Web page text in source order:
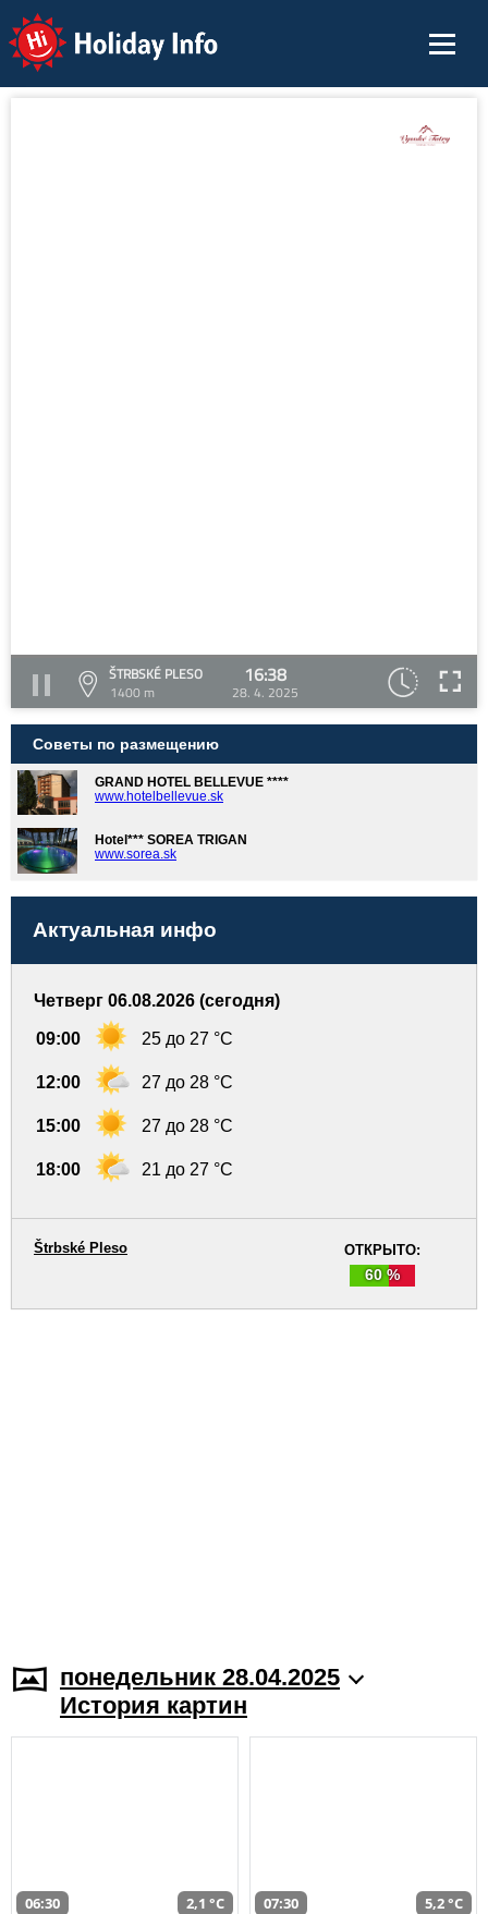
Holiday Info
ŠTRBSKÉ PLESO
1400 m
16:38
28. 4. 2025
Советы по размещению
GRAND HOTEL BELLEVUE ****
www.hotelbellevue.sk
Hotel*** SOREA TRIGAN
www.sorea.sk
Актуальная инфо
Четверг 06.08.2026 (сегодня)
09:00 25 до 27 °C
12:00 27 до 28 °C
15:00 27 до 28 °C
18:00 21 до 27 °C
ОТКРЫТО:
60 %
Štrbské Pleso
понедельник 28.04.2025
История картин
06:30 2,1 °C 07:30 5,2 °C